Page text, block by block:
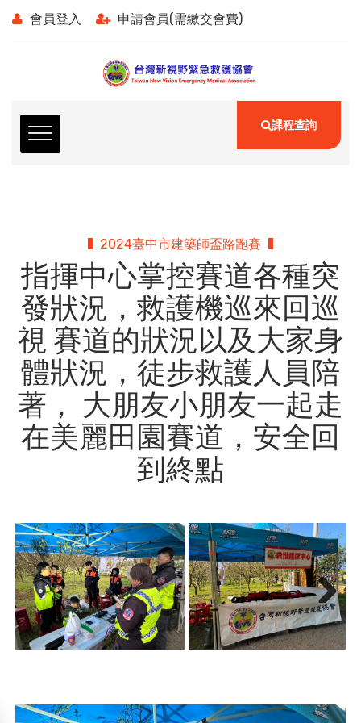
會員登入 申請會員(需繳交會費)
課程查詢
2024臺中市建築師盃路跑賽
指揮中心掌控賽道各種突
發狀況，救護機巡來回巡
視 賽道的狀況以及大家身
體狀況，徒步救護人員陪
著， 大朋友小朋友一起走
在美麗田園賽道，安全回
到終點
Next